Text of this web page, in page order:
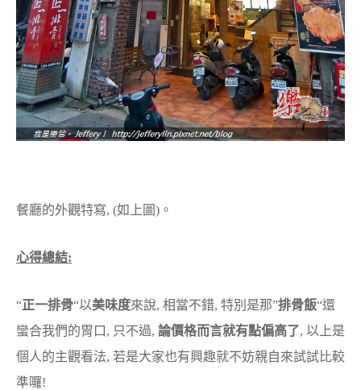
餐廳的外觀特寫, (如上圖)。
心得總結:
“正一排骨“以美味度來說, 相當不錯, 特別是那”排骨飯“還
蠻合我們的胃口, 只不過, 論價格而言就有點偏高了, 以上是
個人的主觀看法, 若是大家也有興趣就不妨親自來試試比較
準囉!